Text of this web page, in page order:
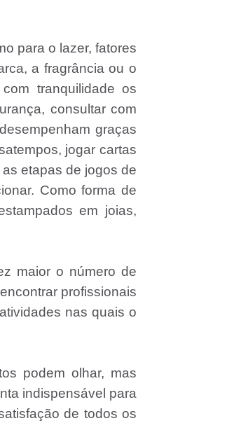
para o lazer, fatores
a fragrância ou o
tranquilidade os
consultar com
graças
jogar cartas
etapas de jogos de
Como forma de
em joias,
maior o número de
profissionais
nas quais o
podem olhar, mas
indispensável para
de todos os